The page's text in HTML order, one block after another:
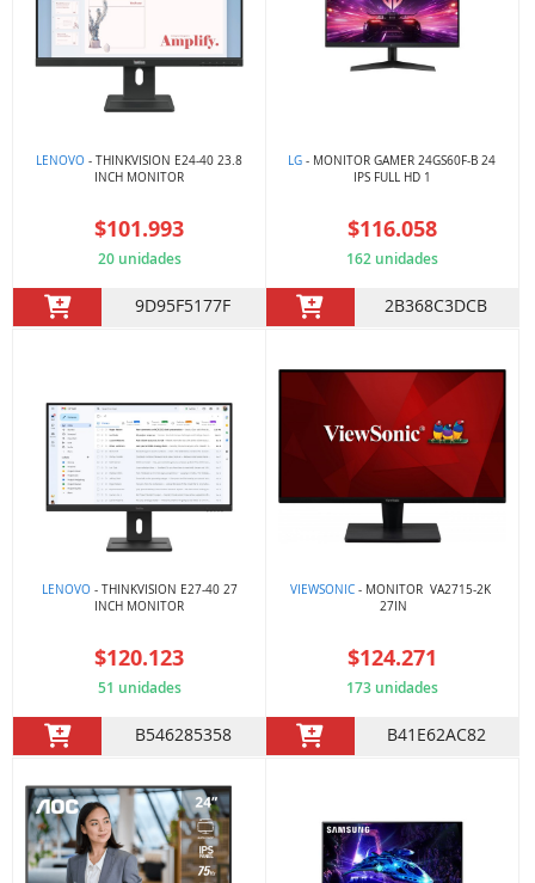
LENOVO - THINKVISION E24-40 23.8
INCH MONITOR
$101.993
20 unidades
9D95F5177F
LG - MONITOR GAMER 24GS60F-B 24
IPS FULL HD 1
$116.058
162 unidades
2B368C3DCB
LENOVO- THINKVISION E27-40 27
INCH MONITOR
$120.123
51 unidades
B546285358
VIEWSONIC- MONITOR VA2715-2K
27IN
$124.271
173 unidades
B41E62AC82